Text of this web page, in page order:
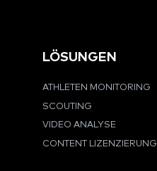
LÖSUNGEN
ATHLETEN MONITORING
SCOUTING
VIDEO ANALYSE
CONTENT LIZENZIERUNG